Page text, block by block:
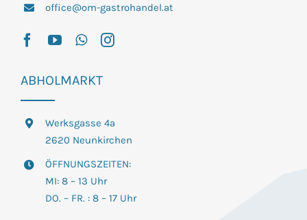
office@om-gastrohandel.at
ABHOLMARKT
Werksgasse 4a
2620 Neunkirchen
ÖFFNUNGSZEITEN:
MI: 8 – 13 Uhr
DO. – FR. : 8 – 17 Uhr